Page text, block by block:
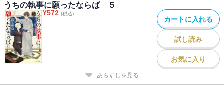
うちの執事に願ったならば ５
¥572 (税込)
カートに入れる
試し読み
お気に入り
あらすじを見る